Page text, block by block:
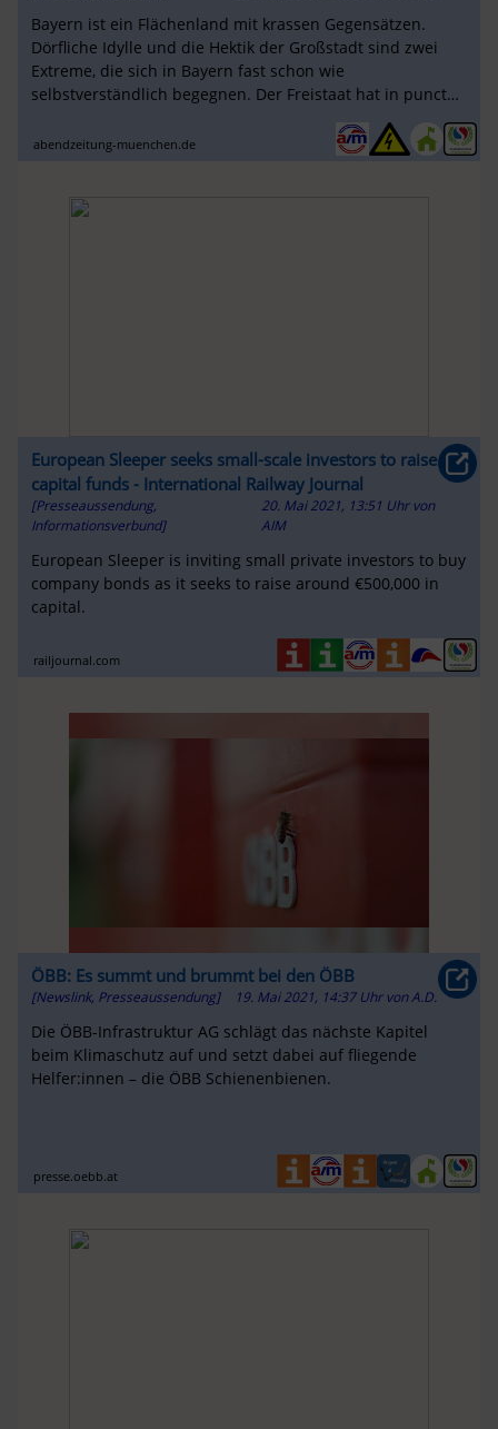
Bayern ist ein Flächenland mit krassen Gegensätzen.
Dörfliche Idylle und die Hektik der Großstadt sind zwei
Extreme, die sich in Bayern fast schon wie
selbstverständlich begegnen. Der Freistaat hat in puncto
abendzeitung-muenchen.de
European Sleeper seeks small-scale investors to raise
capital funds - International Railway Journal
[Presseaussendung,
Informationsverbund]
20. Mai 2021, 13:51 Uhr von
AIM
European Sleeper is inviting small private investors to buy
company bonds as it seeks to raise around €500,000 in
capital.
railjournal.com
ÖBB: Es summt und brummt bei den ÖBB
[Newslink, Presseaussendung] 19. Mai 2021, 14:37 Uhr vonA.D.
Die ÖBB-Infrastruktur AG schlägt das nächste Kapitel
beim Klimaschutz auf und setzt dabei auf fliegende
Helfer:innen – die ÖBB Schienenbienen.
presse.oebb.at